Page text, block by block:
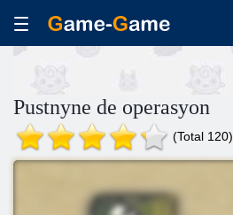
Pustnyne de operasyon
(Total 120)